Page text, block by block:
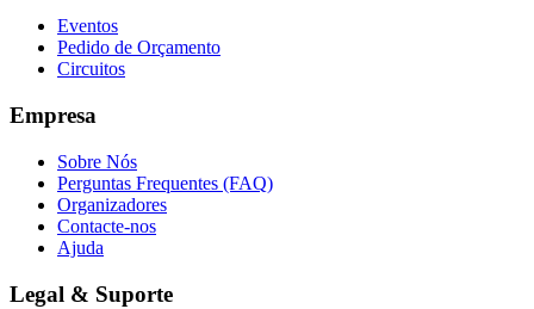
Eventos
Pedido de Orçamento
Circuitos
Empresa
Sobre Nós
Perguntas Frequentes (FAQ)
Organizadores
Contacte-nos
Ajuda
Legal & Suporte